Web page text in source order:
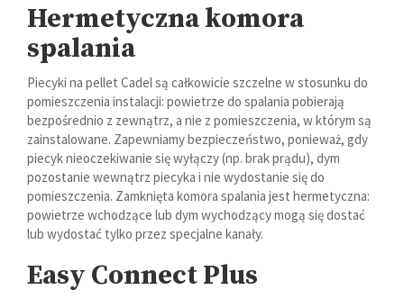
Hermetyczna komora
spalania
Piecyki na pellet Cadel są całkowicie szczelne w stosunku do
pomieszczenia instalacji: powietrze do spalania pobierają
bezpośrednio z zewnątrz, a nie z pomieszczenia, w którym są
zainstalowane. Zapewniamy bezpieczeństwo, ponieważ, gdy
piecyk nieoczekiwanie się wyłączy (np. brak prądu), dym
pozostanie wewnątrz piecyka i nie wydostanie się do
pomieszczenia. Zamknięta komora spalania jest hermetyczna:
powietrze wchodzące lub dym wychodzący mogą się dostać
lub wydostać tylko przez specjalne kanały.
Easy Connect Plus